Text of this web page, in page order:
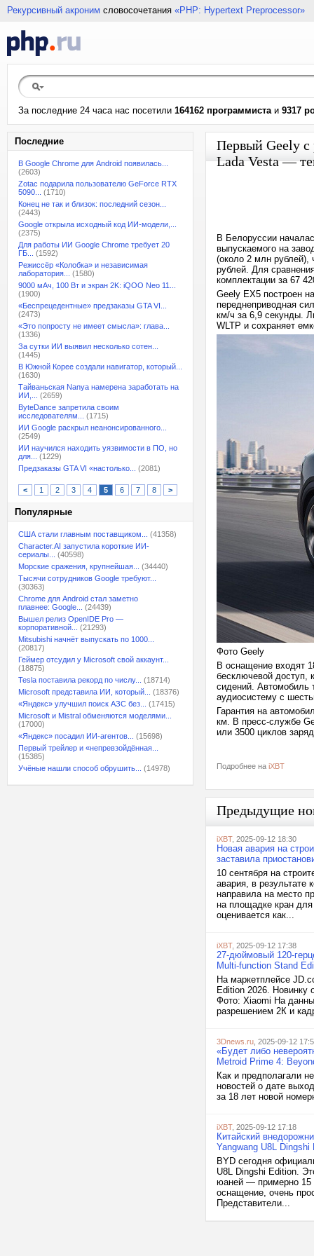
Рекурсивный акроним словосочетания «PHP: Hypertext Preprocessor»
За последние 24 часа нас посетили 164162 программистаи 9317
Последние
В Google Chrome для Android появилась...
(2603)
Zotac подарила пользователю GeForce RTX
5090...
(1710)
Конец не так и близок: последний сезон...
(2443)
Google открыла исходный код ИИ-модели,...
(2375)
Для работы ИИ Google Chrome требует 20
ГБ...
(1592)
Режиссёр «Колобка» и независимая
лаборатория...
(1580)
9000 мАч, 100 Вт и экран 2K: iQOO Neo 11...
(1900)
«Беспрецедентные» предзаказы GTA VI...
(2473)
«Это попросту не имеет смысла»: глава...
(1336)
За сутки ИИ выявил несколько сотен...
(1445)
В Южной Корее создали навигатор, который...
(1630)
Тайваньская Nanya намерена заработать на
ИИ,...
(2659)
ByteDance запретила своим
исследователям...
(1715)
ИИ Google раскрыл неанонсированного...
(2549)
ИИ научился находить уязвимости в ПО, но
для...
(1229)
Предзаказы GTA VI «настолько...
(2081)
< 1 2 3 4 5 6 7 8 >
Популярные
США стали главным поставщиком...
(41358)
Character.AI запустила короткие ИИ-
сериалы...
(40598)
Морские сражения, крупнейшая...
(34440)
Тысячи сотрудников Google требуют...
(30363)
Chrome для Android стал заметно
плавнее: Google...
(24439)
Вышел релиз OpenIDE Pro —
корпоративной...
(21293)
Mitsubishi начнёт выпускать по 1000...
(20817)
Геймер отсудил у Microsoft свой аккаунт...
(18875)
Tesla поставила рекорд по числу...
(18714)
Microsoft представила ИИ, который...
(18376)
«Яндекс» улучшил поиск АЗС без...
(17415)
Microsoft и Mistral обменяются моделями...
(17000)
«Яндекс» посадил ИИ-агентов...
(15698)
Первый трейлер и «непревзойдённая...
(15385)
Учёные нашли способ обрушить...
(14978)
Первый Geely с
Lada Vesta —
В Белоруссии
выпускаемого на
(около 2 млн рублей),
рублей. Для
комплектации за 67
Geely EX5 построен
переднеприводная
км/ч за 6,9 секунды.
WLTP и сохраняет
Фото Geely
В оснащение входят
бесключевой доступ,
сидений. Автомобиль
аудиосистему с
Гарантия на
км. В пресс-службе
или 3500 циклов
Подробнее на iXBT
Предыдущие
iXBT, 2025-09-12 18:30
Новая авария на
заставила
10 сентября на
авария, в результате
направила на место
на площадке кран
оценивается как...
iXBT, 2025-09-12 17:38
27-дюймовый 120-
Multi-function Stand
На маркетплейсе
Edition 2026. Новинку
Фото: Xiaomi На
разрешением 2К и
3Dnews.ru , 2025-09-12
«Будет либо
Metroid Prime 4:
Как и предполагали
новостей о дате
за 18 лет новой
iXBT, 2025-09-12 17:18
Китайский
Yangwang U8L
BYD сегодня
U8L Dingshi Edition.
юаней — примерно 15
оснащение, очень
Представители...